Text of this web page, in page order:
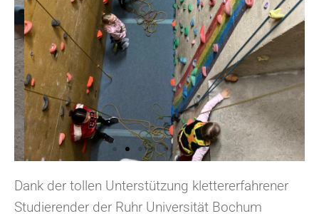
Dank der tollen Unterstützung klettererfahrener
Studierender der Ruhr Universität Bochum